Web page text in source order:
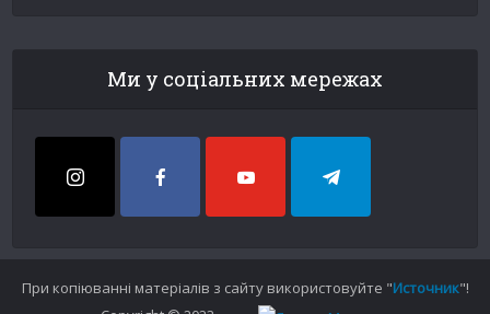
Ми у соціальних мережах
При копіюванні матеріалів з сайту використовуйте "Источник"!